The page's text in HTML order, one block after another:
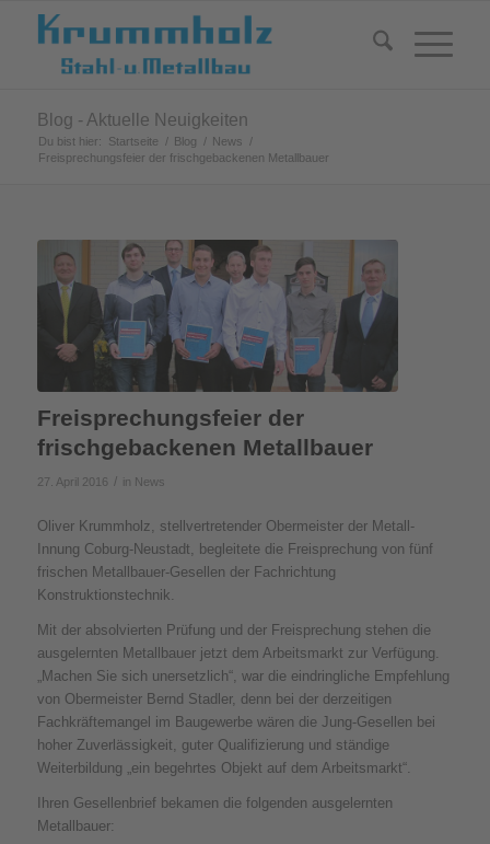
Blog - Aktuelle Neuigkeiten
Du bist hier: Startseite / Blog / News
/
Freisprechungsfeier der frischgebackenen Metallbauer
Freisprechungsfeier der
frischgebackenen Metallbauer
27. April 2016 / in News
Oliver Krummholz, stellvertretender Obermeister der Metall-
Innung Coburg-Neustadt, begleitete die Freisprechung von fünf
frischen Metallbauer-Gesellen der Fachrichtung
Konstruktionstechnik.
Mit der absolvierten Prüfung und der Freisprechung stehen die
ausgelernten Metallbauer jetzt dem Arbeitsmarkt zur Verfügung.
„Machen Sie sich unersetzlich“, war die eindringliche Empfehlung
von Obermeister Bernd Stadler, denn bei der derzeitigen
Fachkräftemangel im Baugewerbe wären die Jung-Gesellen bei
hoher Zuverlässigkeit, guter Qualifizierung und ständige
Weiterbildung „ein begehrtes Objekt auf dem Arbeitsmarkt“.
Ihren Gesellenbrief bekamen die folgenden ausgelernten
Metallbauer: